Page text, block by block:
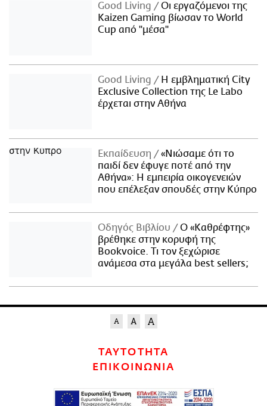
Good Living
Οι εργαζόμενοι της
Kaizen Gaming βίωσαν το World
Cup από "μέσα"
Good Living
Η εμβληματική City
Exclusive Collection της Le Labo
έρχεται στην Αθήνα
Εκπαίδευση
«Νιώσαμε ότι το
παιδί δεν έφυγε ποτέ από την
Αθήνα»: Η εμπειρία οικογενειών
που επέλεξαν σπουδές στην Κύπρο
Οδηγός Βιβλίου
Ο «Καθρέφτης»
βρέθηκε στην κορυφή της
Bookvoice. Τι τον ξεχώρισε
ανάμεσα στα μεγάλα best sellers;
ΤΑΥΤΟΤΗΤΑ
ΕΠΙΚΟΙΝΩΝΙΑ